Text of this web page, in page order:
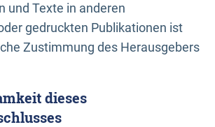
und Texte in anderen
gedruckten Publikationen ist
Zustimmung des Herausgebers
dieses